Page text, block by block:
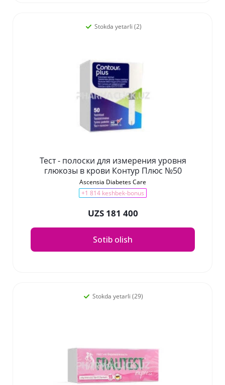
Stokda yetarli (2)
Тест - полоски для измерения уровня
глюкозы в крови Контур Плюс №50
Ascensia Diabetes Care
+1 814 keshbek-bonus
UZS 181 400
Sotib olish
Stokda yetarli (29)